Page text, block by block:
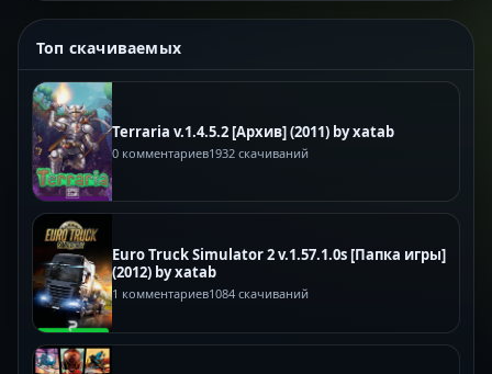
Топ скачиваемых
Terraria v.1.4.5.2 [Архив] (2011) by xatab
0 комментариев1932 скачиваний
Euro Truck Simulator 2 v.1.57.1.0s [Папка игры]
(2012) by xatab
1 комментариев1084 скачиваний